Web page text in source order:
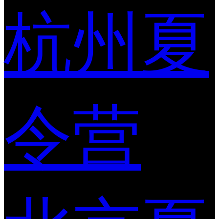
杭州夏
令营